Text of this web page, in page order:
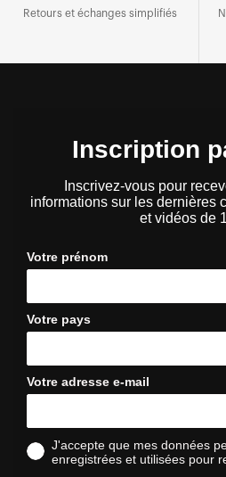
Retours et échanges simplifiés
Inscription
Inscrivez-vous pour
informations sur les dernières
et vidéos de
Votre prénom
Votre pays
Votre adresse e-mail
J'accepte que mes données
enregistrées et utilisées pour